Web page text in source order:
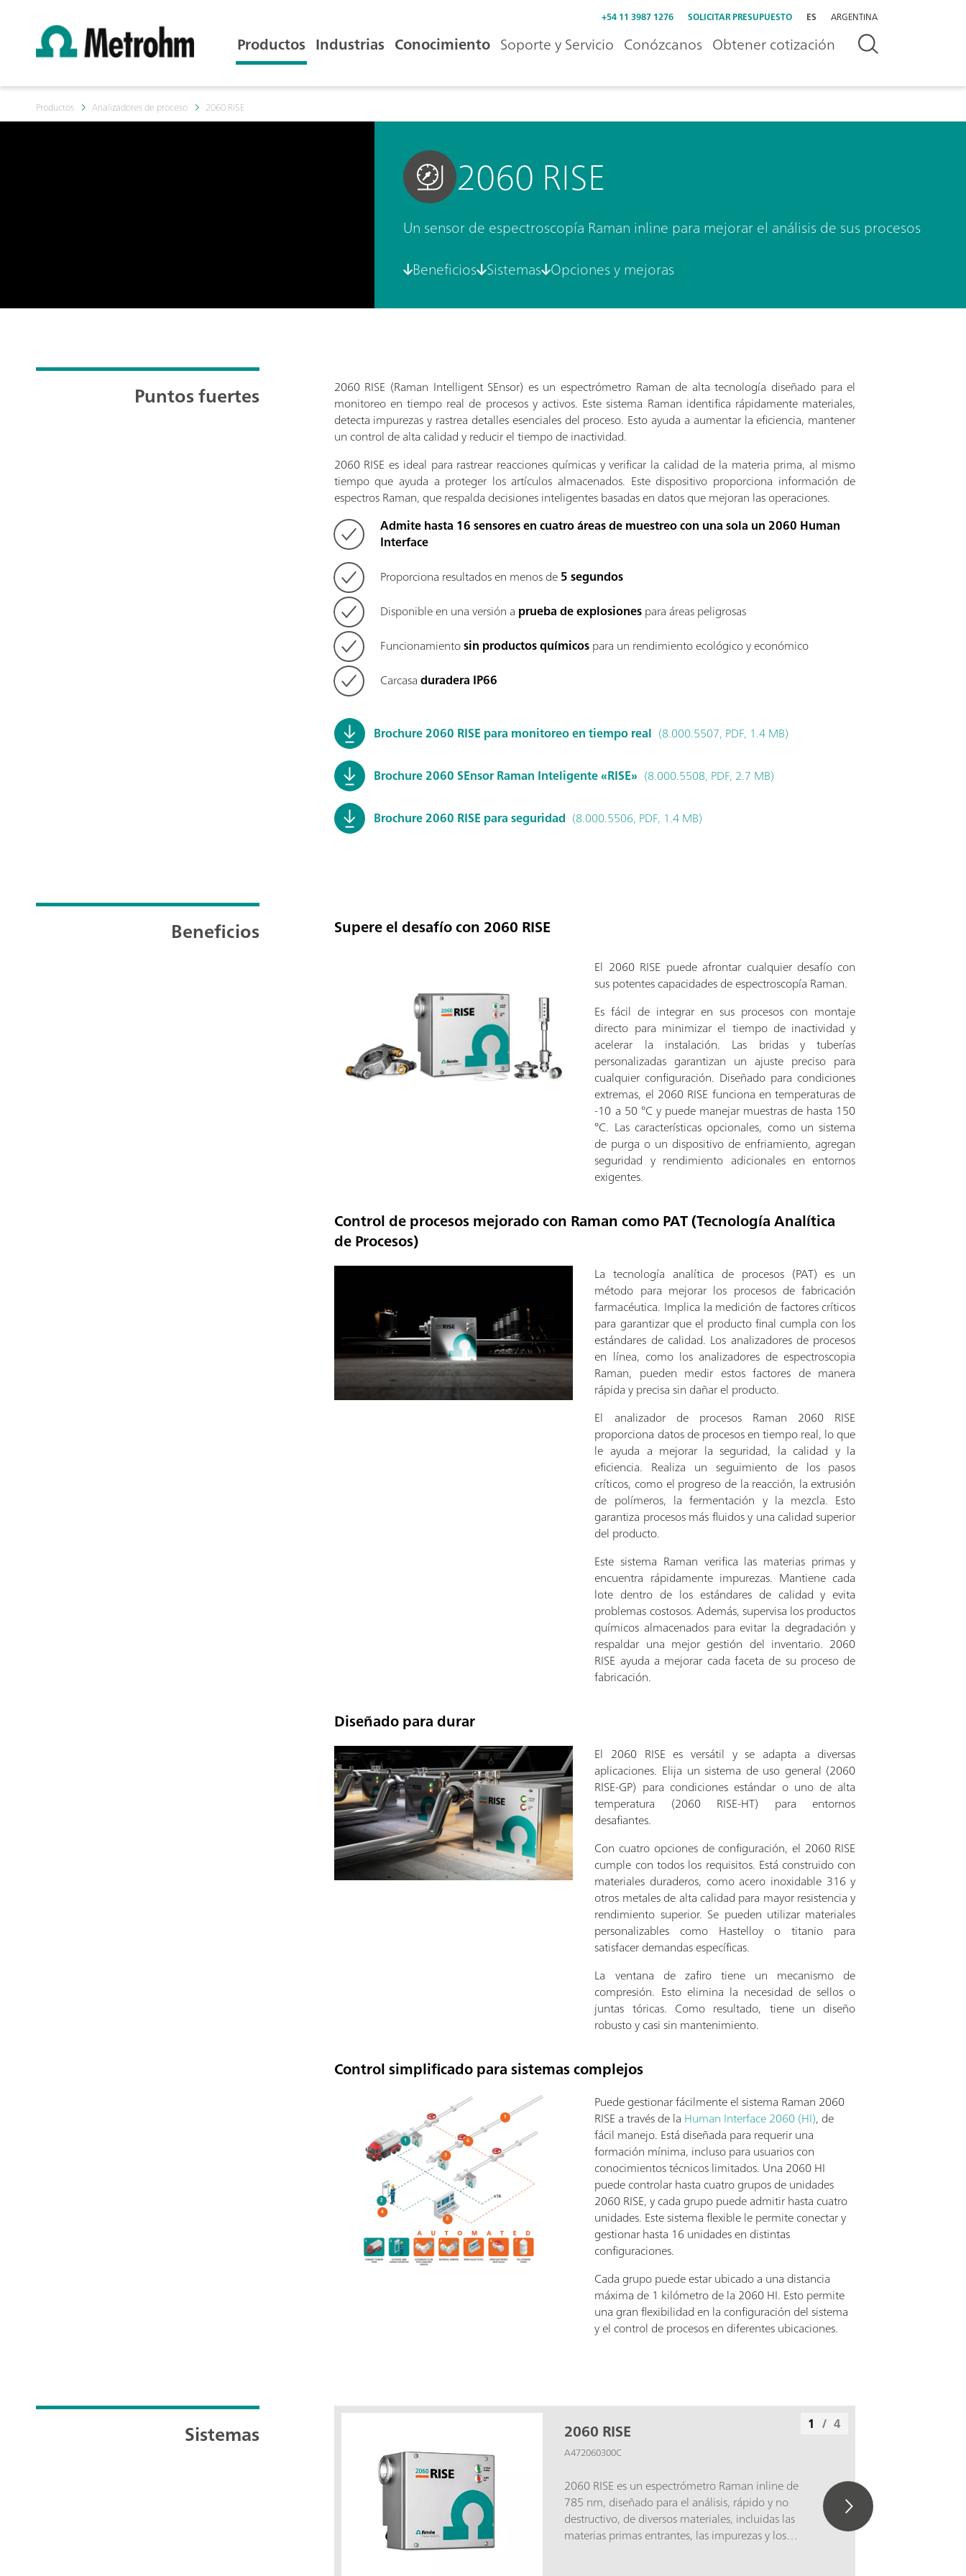
+54 11 3987 1276 SOLICITAR PRESUPUESTO ES ARGENTINA
Productos Industrias Conocimiento Soporte y Servicio Conózcanos Obtener cotización
Productos Analizadores de proceso 2060 RISE
2060 RISE
Un sensor de espectroscopía Raman inline para mejorar el análisis de sus procesos
Beneficios Sistemas Opciones y mejoras
Puntos fuertes
2060 RISE (Raman Intelligent SEnsor) es un espectrómetro Raman de alta tecnología diseñado para el
monitoreo en tiempo real de procesos y activos. Este sistema Raman identifica rápidamente materiales,
detecta impurezas y rastrea detalles esenciales del proceso. Esto ayuda a aumentar la eficiencia, mantener
un control de alta calidad y reducir el tiempo de inactividad.
2060 RISE es ideal para rastrear reacciones químicas y verificar la calidad de la materia prima, al mismo
tiempo que ayuda a proteger los artículos almacenados. Este dispositivo proporciona información de
espectros Raman, que respalda decisiones inteligentes basadas en datos que mejoran las operaciones.
Admite hasta 16 sensores en cuatro áreas de muestreo con una sola un 2060 Human
Interface
Proporciona resultados en menos de5 segundos
Disponible en una versión a prueba de explosionespara áreas peligrosas
Funcionamientosin productos químicospara un rendimiento ecológico y económico
Carcasaduradera IP66
Brochure 2060 RISE para monitoreo en tiempo real (8.000.5507, PDF, 1.4 MB)
Brochure 2060 SEnsor Raman Inteligente «RISE» (8.000.5508, PDF, 2.7 MB)
Brochure 2060 RISE para seguridad (8.000.5506, PDF, 1.4 MB)
Beneficios Supere el desafío con 2060 RISE
El 2060 RISE puede afrontar cualquier desafío con
sus potentes capacidades de espectroscopía Raman.
Es fácil de integrar en sus procesos con montaje
directo para minimizar el tiempo de inactividad y
acelerar la instalación. Las bridas y tuberías
personalizadas garantizan un ajuste preciso para
cualquier configuración. Diseñado para condiciones
extremas, el 2060 RISE funciona en temperaturas de
-10 a 50 °C y puede manejar muestras de hasta 150
°C. Las características opcionales, como un sistema
de purga o un dispositivo de enfriamiento, agregan
seguridad y rendimiento adicionales en entornos
exigentes.
Control de procesos mejorado con Raman como PAT (Tecnología Analítica
de Procesos)
La tecnología analítica de procesos (PAT) es un
método para mejorar los procesos de fabricación
farmacéutica. Implica la medición de factores críticos
para garantizar que el producto final cumpla con los
estándares de calidad. Los analizadores de procesos
en línea, como los analizadores de espectroscopia
Raman, pueden medir estos factores de manera
rápida y precisa sin dañar el producto.
El analizador de procesos Raman 2060 RISE
proporciona datos de procesos en tiempo real, lo que
le ayuda a mejorar la seguridad, la calidad y la
eficiencia. Realiza un seguimiento de los pasos
críticos, como el progreso de la reacción, la extrusión
de polímeros, la fermentación y la mezcla. Esto
garantiza procesos más fluidos y una calidad superior
del producto.
Este sistema Raman verifica las materias primas y
encuentra rápidamente impurezas. Mantiene cada
lote dentro de los estándares de calidad y evita
problemas costosos. Además, supervisa los productos
químicos almacenados para evitar la degradación y
respaldar una mejor gestión del inventario. 2060
RISE ayuda a mejorar cada faceta de su proceso de
fabricación.
Diseñado para durar
El 2060 RISE es versátil y se adapta a diversas
aplicaciones. Elija un sistema de uso general (2060
RISE-GP) para condiciones estándar o uno de alta
temperatura (2060 RISE-HT) para entornos
desafiantes.
Con cuatro opciones de configuración, el 2060 RISE
cumple con todos los requisitos. Está construido con
materiales duraderos, como acero inoxidable 316 y
otros metales de alta calidad para mayor resistencia y
rendimiento superior. Se pueden utilizar materiales
personalizables como Hastelloy o titanio para
satisfacer demandas específicas.
La ventana de zafiro tiene un mecanismo de
compresión. Esto elimina la necesidad de sellos o
juntas tóricas. Como resultado, tiene un diseño
robusto y casi sin mantenimiento.
Control simplificado para sistemas complejos
Puede gestionar fácilmente el sistema Raman 2060
RISE a través de la Human Interface 2060 (HI), de
fácil manejo. Está diseñada para requerir una
formación mínima, incluso para usuarios con
conocimientos técnicos limitados. Una 2060 HI
puede controlar hasta cuatro grupos de unidades
2060 RISE, y cada grupo puede admitir hasta cuatro
unidades. Este sistema flexible le permite conectar y
gestionar hasta 16 unidades en distintas
configuraciones.
Cada grupo puede estar ubicado a una distancia
máxima de 1 kilómetro de la 2060 HI. Esto permite
una gran flexibilidad en la configuración del sistema
y el control de procesos en diferentes ubicaciones.
Sistemas 2060 RISE
A472060300C
2060 RISE es un espectrómetro Raman inline de
785 nm, diseñado para el análisis, rápido y no
destructivo, de diversos materiales, incluidas las
materias primas entrantes, las impurezas y los
1 / 4